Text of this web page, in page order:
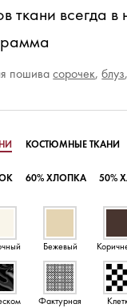
ткани всегда в
пошивасорочек,блуз
КОСТЮМНЫЕ ТКАНИ
60% ХЛОПКА 50%
Бежевый
Фактурная